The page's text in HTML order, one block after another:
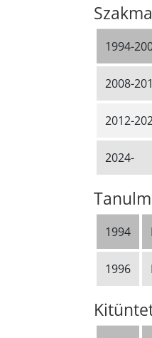
1994-
2008-
2012-
2024-
1994
1996